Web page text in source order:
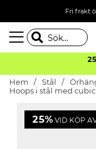
Fri frakt
Hem Stål
Hoops i stål med
25% VID KÖP